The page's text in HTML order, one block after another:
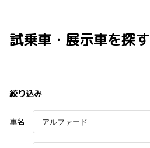
試乗車・展示車を探す
絞り込み
車名